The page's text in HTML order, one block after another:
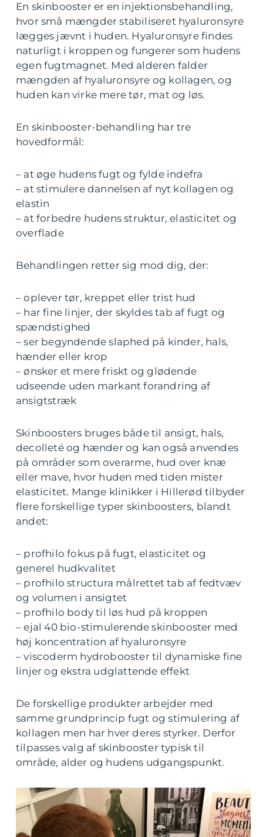
En skinbooster er en injektionsbehandling,
hvor små mængder stabiliseret hyaluronsyre
lægges jævnt i huden. Hyaluronsyre findes
naturligt i kroppen og fungerer som hudens
egen fugtmagnet. Med alderen falder
mængden af hyaluronsyre og kollagen, og
huden kan virke mere tør, mat og løs.
En skinbooster-behandling har tre
hovedformål:
– at øge hudens fugt og fylde indefra
– at stimulere dannelsen af nyt kollagen og
elastin
– at forbedre hudens struktur, elasticitet og
overflade
Behandlingen retter sig mod dig, der:
– oplever tør, kreppet eller trist hud
– har fine linjer, der skyldes tab af fugt og
spændstighed
– ser begyndende slaphed på kinder, hals,
hænder eller krop
– ønsker et mere friskt og glødende
udseende uden markant forandring af
ansigtstræk
Skinboosters bruges både til ansigt, hals,
decolleté og hænder og kan også anvendes
på områder som overarme, hud over knæ
eller mave, hvor huden med tiden mister
elasticitet. Mange klinikker i Hillerød tilbyder
flere forskellige typer skinboosters, blandt
andet:
– profhilo fokus på fugt, elasticitet og
generel hudkvalitet
– profhilo structura målrettet tab af fedtvæv
og volumen i ansigtet
– profhilo body til løs hud på kroppen
– ejal 40 bio-stimulerende skinbooster med
høj koncentration af hyaluronsyre
– viscoderm hydrobooster til dynamiske fine
linjer og ekstra udglattende effekt
De forskellige produkter arbejder med
samme grundprincip fugt og stimulering af
kollagen men har hver deres styrker. Derfor
tilpasses valg af skinbooster typisk til
område, alder og hudens udgangspunkt.